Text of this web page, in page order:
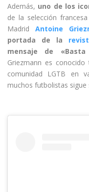
Además, uno de los
de la selección
Madrid Antoine
portada de la
mensaje de
Griezmann es
comunidad LGTB en
muchos futbolistas